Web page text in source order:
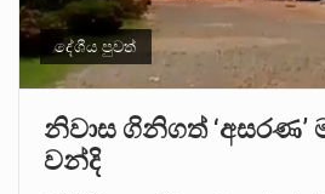
දේශීය පුවත්
නිවාස ගිනිගත් ‘අසරණ’
වන්දි